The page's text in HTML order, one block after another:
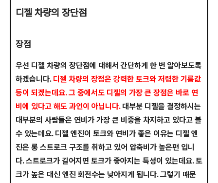
디젤 차량의 장단점
장점
우선 디젤 차량의 장단점에 대해서 간단하게 한 번 알아보도록
하겠습니다.디젤 차량의 장점은 강력한 토크와 저렴한 기름값
등이 되겠는데요. 그 중에서도 디젤의 가장 큰 장점은 바로 연
비에 있다고 해도 과언이 아닙니다. 대부분 디젤을 결정하시는
대부분의 사람들은 연비가 가장 큰 비중을 차지하고 있다고 볼
수 있는데요. 디젤 엔진이 토크와 연비가 좋은 이유는 디젤 엔
진은 롱 스트로크 구조를 취하고 있어 압축비가 높은편 입니
다. 스트로크가 길어지면 토크가 좋아지는 특성이 있는데요. 토
크가 높은 대신 엔진 회전수는 낮아지게 됩니다. 그렇기 때문